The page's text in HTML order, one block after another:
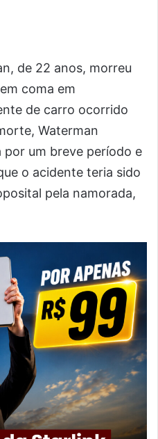
de 22 anos, morreu
coma em
de carro ocorrido
Waterman
por um breve período e
o acidente teria sido
pela namorada,